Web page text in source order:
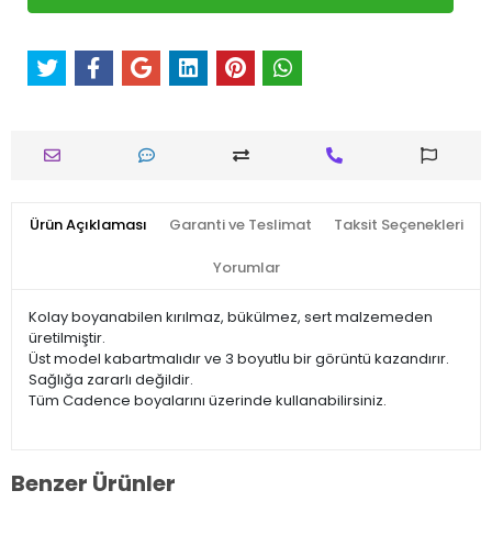
Ürün Açıklaması Garanti ve Teslimat Taksit Seçenekleri
Yorumlar
Kolay boyanabilen kırılmaz, bükülmez, sert malzemeden
üretilmiştir.
Üst model kabartmalıdır ve 3 boyutlu bir görüntü kazandırır.
Sağlığa zararlı değildir.
Tüm Cadence boyalarını üzerinde kullanabilirsiniz.
Benzer Ürünler